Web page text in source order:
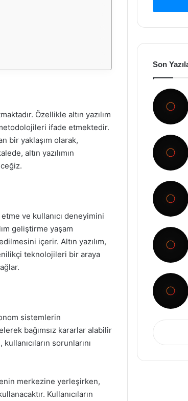
Özellikle altın yazılım
ifade etmektedir.
bir yaklaşım olarak,
altın yazılımın
ve kullanıcı deneyimini
geliştirme yaşam
içerir. Altın yazılım,
teknolojileri bir araya
sistemlerin
bağımsız kararlar alabilir
sorunlarını
merkezine yerleşirken,
Kullanıcıların
Son